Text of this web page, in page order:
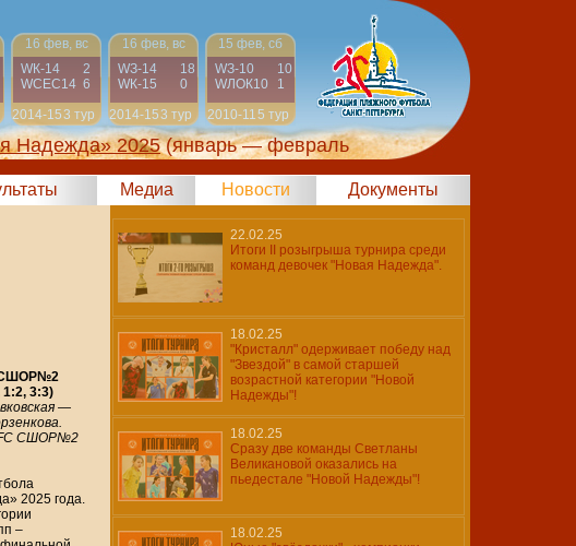
16 фев, вс
WК-14
2
WСЕС14 6
2014-153 тур
16 фев, вс
WЗ-14
18
WК-15
0
2014-153 тур
15 фев, сб
WЗ-10
10
WЛОК10
1
2010-115 тур
Надежда» 2025 (январь — февраль
Медиа Новости Документы
СШОР№2
3:3)
—
СШОР№2
2025 года.
–
22.02.25
Итоги II розыгрыша турнира среди
команд девочек "Новая Надежда".
18.02.25
"Кристалл" одерживает победу над
"Звездой" в самой старшей
возрастной категории "Новой
Надежды"!
18.02.25
Сразу две команды Светланы
Великановой оказались на
пьедестале "Новой Надежды"!
18.02.25